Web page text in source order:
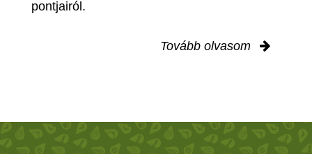
pontjairól.
Tovább olvasom